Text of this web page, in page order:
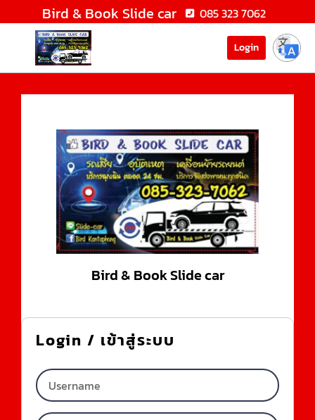
Bird & Book Slide car 085 323 7062
Login
Bird & Book Slide car
Login / เข้าสู่ระบบ